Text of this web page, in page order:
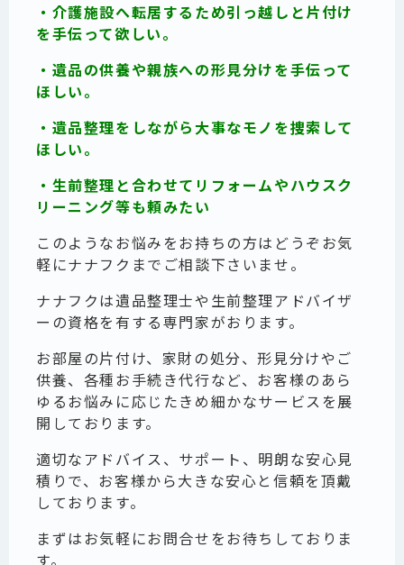
・介護施設へ転居するため引っ越しと片付け
を手伝って欲しい。
・遺品の供養や親族への形見分けを手伝って
ほしい。
・遺品整理をしながら大事なモノを捜索して
ほしい。
・生前整理と合わせてリフォームやハウスク
リーニング等も頼みたい
このようなお悩みをお持ちの方はどうぞお気
軽にナナフクまでご相談下さいませ。
ナナフクは遺品整理士や生前整理アドバイザ
ーの資格を有する専門家がおります。
お部屋の片付け、家財の処分、形見分けやご
供養、各種お手続き代行など、お客様のあら
ゆるお悩みに応じたきめ細かなサービスを展
開しております。
適切なアドバイス、サポート、明朗な安心見
積りで、お客様から大きな安心と信頼を頂戴
しております。
まずはお気軽にお問合せをお待ちしておりま
す。